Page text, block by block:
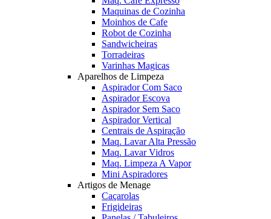
Maquinas de Cozinha
Moinhos de Cafe
Robot de Cozinha
Sandwicheiras
Torradeiras
Varinhas Magicas
Aparelhos de Limpeza
Aspirador Com Saco
Aspirador Escova
Aspirador Sem Saco
Aspirador Vertical
Centrais de Aspiração
Maq. Lavar Alta Pressão
Maq. Lavar Vidros
Maq. Limpeza A Vapor
Mini Aspiradores
Artigos de Menage
Caçarolas
Frigideiras